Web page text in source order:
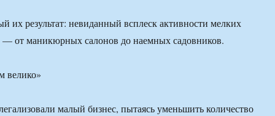
их результат: невиданный всплеск активности мелких
— от маникюрных салонов до наемных садовников.
велико»
малый бизнес, пытаясь уменьшить количество